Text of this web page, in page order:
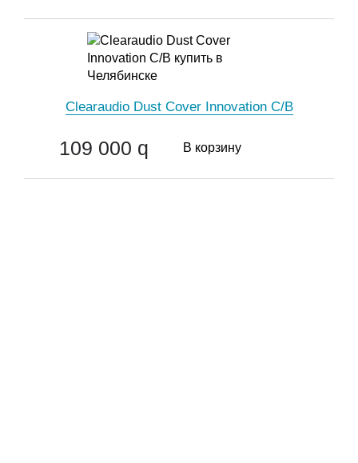
Clearaudio Dust Cover Innovation C/B
109 000 q В корзину